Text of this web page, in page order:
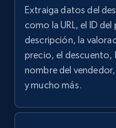
Extraiga datos del
como la URL, el ID
descripción, la
precio, el descuento,
nombre del
y mucho más.